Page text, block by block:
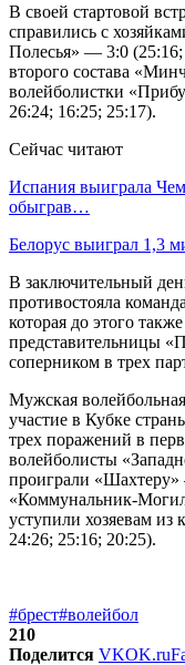
В своей стартовой
справились с
Полесья» — 3:0
второго состава
волейболистки
26:24; 16:25; 25:17).
Сейчас читают
Испания выиграла
обыграв…
Белорус выиграл 1,3
В заключительный
противостояла
которая до этого
представительницы
соперником в трех
Мужская
участие в Кубке
трех поражений в
волейболисты
проиграли
«Коммунальник-
уступили хозяевам
24:26; 25:16; 20:25).
#брест#волейбол
210
Поделится VKOK.ru